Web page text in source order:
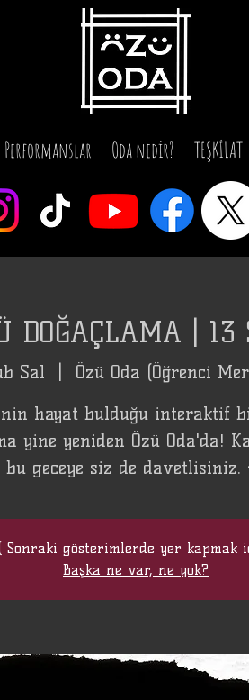
Performanslar Oda nedir? TEŞKİLAT
DOĞAÇLAMA | 13
Sal
Özü Oda (Öğrenci
hayat bulduğu interaktif
yine yeniden Özü Oda'da!
bu geceye siz de davetlisiniz.
Sonraki gösterimlerde yer kapmak
Başka ne var, ne yok?